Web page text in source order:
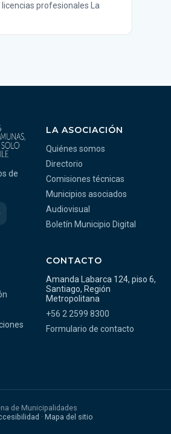
profesionales La
de
LA ASOCIACIÓN
Quiénes somos
Directorio
Comisiones técnicas
Municipios asociados
Audiovisual
Boletín Municipio Digital
CONTACTO
Amanda Labarca 124, piso 6,
Santiago, Región
Metropolitana
+56 2 2599 8300
Formulario de contacto
de Municipalidades
· Mapa del sitio